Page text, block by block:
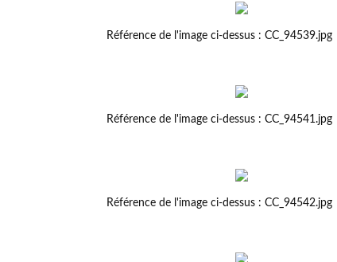
Référence de l'image ci-dessus : CC_94539.jpg
Référence de l'image ci-dessus : CC_94541.jpg
Référence de l'image ci-dessus : CC_94542.jpg